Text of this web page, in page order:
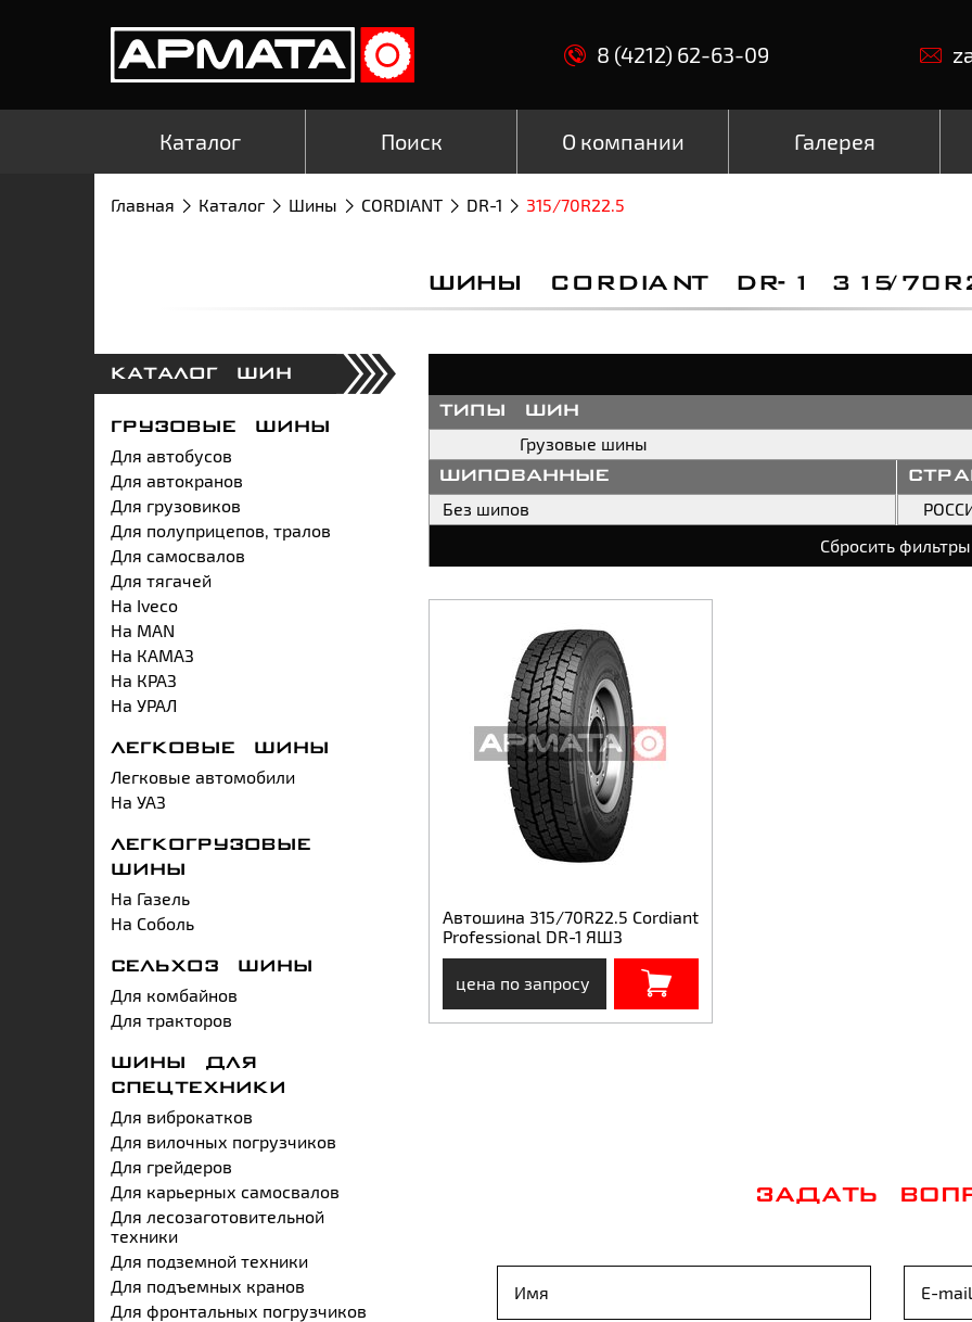
8 (4212) 62-63-09
Каталог Поиск О компании Галерея
Главная Каталог Шины CORDIANT DR-1 315/70R22.5
ШИНЫ CORDIANT DR-1 315/
КАТАЛОГ ШИН
ГРУЗОВЫЕ ШИНЫ
Для автобусов
Для автокранов
Для грузовиков
Для полуприцепов, тралов
Для самосвалов
Для тягачей
На Iveco
На MAN
На КАМАЗ
На КРАЗ
На УРАЛ
ЛЕГКОВЫЕ ШИНЫ
Легковые автомобили
На УАЗ
ЛЕГКОГРУЗОВЫЕ
ШИНЫ
На Газель
На Соболь
СЕЛЬХОЗ ШИНЫ
Для комбайнов
Для тракторов
ШИНЫ ДЛЯ
СПЕЦТЕХНИКИ
Для виброкатков
Для вилочных погрузчиков
Для грейдеров
Для карьерных самосвалов
Для лесозаготовительной
техники
Для подземной техники
Для подъемных кранов
Для фронтальных погрузчиков
типы шин
Грузовые шины
шипованные
Без шипов
Сбросить фильтры
Автошина 315/70R22.5 Cordiant
Professional DR-1 ЯШЗ
цена по запросу
ЗАДАТЬ